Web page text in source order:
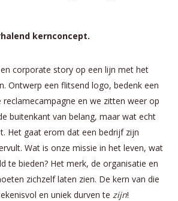
kernconcept.
corporate story op een lijn met het
Ontwerp een flitsend logo, bedenk een
reclamecampagne en we zitten weer op
buitenkant van belang, maar wat echt
Het gaat erom dat een bedrijf zijn
Wat is onze missie in het leven, wat
te bieden? Het merk, de organisatie en
zichzelf laten zien. De kern van die
en uniek durven te zijn!